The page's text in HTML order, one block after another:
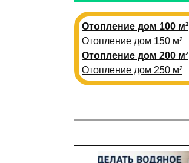
Отопление дом 100 м²
Отопление дом 150 м²
Отопление дом 200 м²
Отопление дом 250 м²